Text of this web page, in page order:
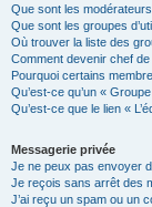
Que sont les
Que sont les groupes
Où trouver la liste des
Comment devenir chef
Pourquoi certains
Qu’est-ce qu’un «
Qu’est-ce que le lien «
Messagerie privée
Je ne peux pas envoyer
Je reçois sans arrêt des
J’ai reçu un spam ou un